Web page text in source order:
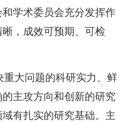
学术委员会充分发挥作
，成效可预期、可检
重大问题的科研实力、鲜
主攻方向和创新的研究
有扎实的研究基础。主